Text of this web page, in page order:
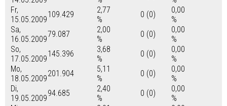
Fr,
15.05.2009
109.429
2,77
%
0 (0)
0,00
%
Sa,
16.05.2009
79.087
2,00
%
0 (0)
0,00
%
So,
17.05.2009
145.396
3,68
%
0 (0)
0,00
%
Mo,
18.05.2009
201.904
5,11
%
0 (0)
0,00
%
Di,
19.05.2009
94.685
2,40
%
0 (0)
0,00
%